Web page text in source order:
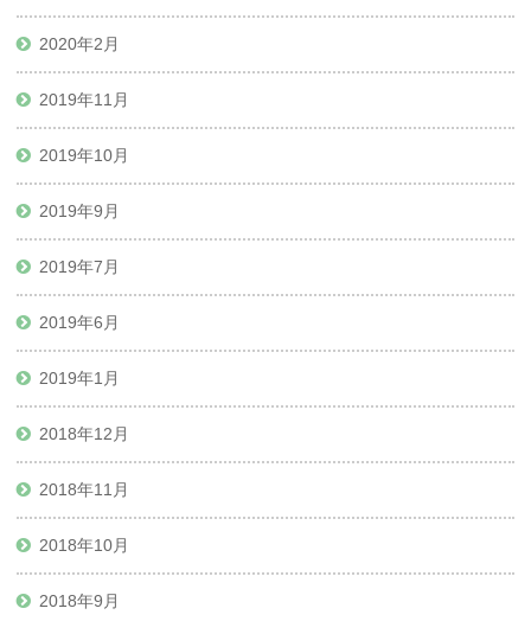
2020年2月
2019年11月
2019年10月
2019年9月
2019年7月
2019年6月
2019年1月
2018年12月
2018年11月
2018年10月
2018年9月